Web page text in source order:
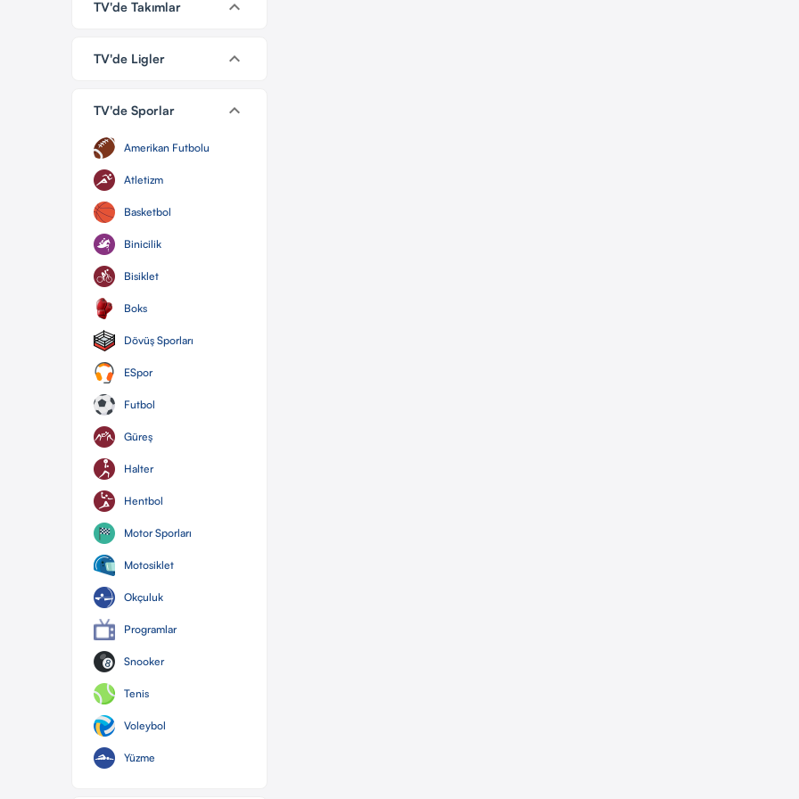
TV'de Takımlar keyboard_arrow_down
TV'de Ligler keyboard_arrow_down
TV'de Sporlar keyboard_arrow_down
Amerikan Futbolu
Atletizm
Basketbol
Binicilik
Bisiklet
Boks
Dövüş Sporları
ESpor
Futbol
Güreş
Halter
Hentbol
Motor Sporları
Motosiklet
Okçuluk
Programlar
Snooker
Tenis
Voleybol
Yüzme